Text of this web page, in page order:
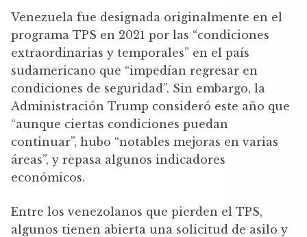
Venezuela fue designada originalmente en el
programa TPS en 2021 por las “condiciones
extraordinarias y temporales” en el país
sudamericano que “impedían regresar en
condiciones de seguridad”. Sin embargo, la
Administración Trump consideró este año que
“aunque ciertas condiciones puedan
continuar”, hubo “notables mejoras en varias
áreas”, y repasa algunos indicadores
económicos.
Entre los venezolanos que pierden el TPS,
algunos tienen abierta una solicitud de asilo y